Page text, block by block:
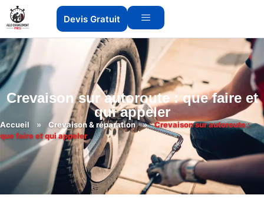
Devis Gratuit
Crevaison sur autoroute : que faire et
qui appeler
Accueil » Crevaison & réparation » Crevaison sur autoroute :
que faire et qui appeler